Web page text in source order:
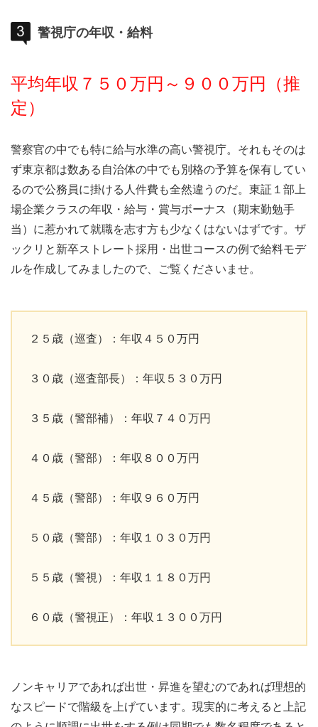
警視庁の年収・給料
平均年収７５０万円～９００万円（推
定）
警察官の中でも特に給与水準の高い警視庁。それもそのは
ず東京都は数ある自治体の中でも別格の予算を保有してい
るので公務員に掛ける人件費も全然違うのだ。東証１部上
場企業クラスの年収・給与・賞与ボーナス（期末勤勉手
当）に惹かれて就職を志す方も少なくはないはずです。ザ
ックリと新卒ストレート採用・出世コースの例で給料モデ
ルを作成してみましたので、ご覧くださいませ。
２５歳（巡査）：年収４５０万円
３０歳（巡査部長）：年収５３０万円
３５歳（警部補）：年収７４０万円
４０歳（警部）：年収８００万円
４５歳（警部）：年収９６０万円
５０歳（警部）：年収１０３０万円
５５歳（警視）：年収１１８０万円
６０歳（警視正）：年収１３００万円
ノンキャリアであれば出世・昇進を望むのであれば理想的
なスピードで階級を上げています。現実的に考えると上記